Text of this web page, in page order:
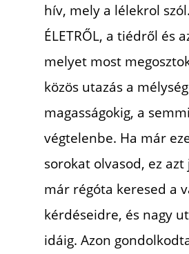
hív, mely a lélekrol
ÉLETRŐL, a tiédről és
melyet most
közös utazás a
magasságokig, a
végtelenbe. Ha már
sorokat olvasod, ez
már régóta keresed a
kérdéseidre, és nagy
idáig. Azon